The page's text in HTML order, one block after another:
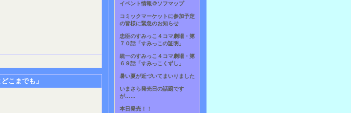
こまでも」
イベント情報＠ソフマップ
コミックマーケットに参加予定
の皆様に緊急のお知らせ
忠臣のすみっこ４コマ劇場・第
７０話「すみっこの証明」
統一のすみっこ４コマ劇場・第
６９話「すみっこくずし」
暑い夏が近づいてまいりました
いまさら発売日の話題です
が……
本日発売！！